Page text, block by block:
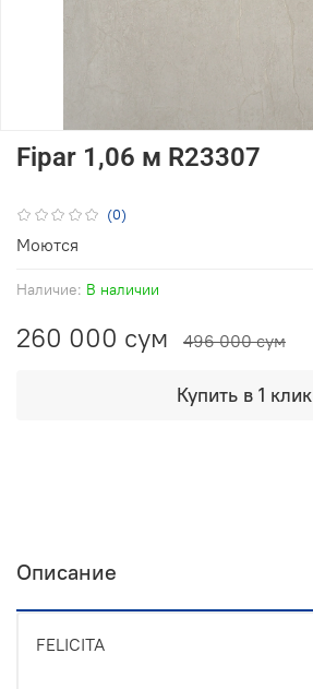
(0)
Наличие: В наличии
Fipar 1,06 м R23307
260 000 сум 496 000 сум
Купить в 1 клик
Моются
Описание
FELICITA